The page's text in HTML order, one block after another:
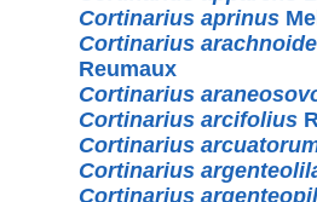
Cortinarius aprinus
Cortinarius
Reumaux
Cortinarius
Cortinarius arcifolius
Cortinarius
Cortinarius
Cortinarius